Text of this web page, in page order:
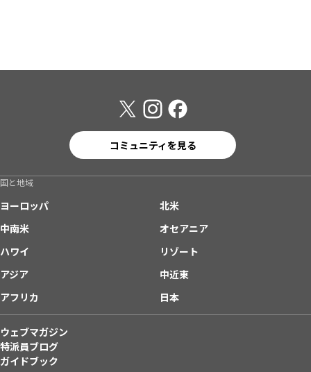
コミュニティを見る
国と地域
ヨーロッパ
北米
中南米
オセアニア
ハワイ
リゾート
アジア
中近東
アフリカ
日本
ウェブマガジン
特派員ブログ
ガイドブック